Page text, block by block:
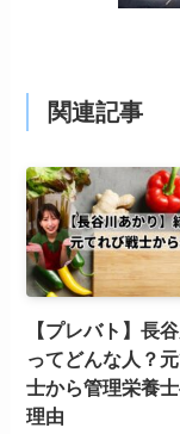
関連記事
【プレバト】長
ってどんな人？
士から管理栄養
理由